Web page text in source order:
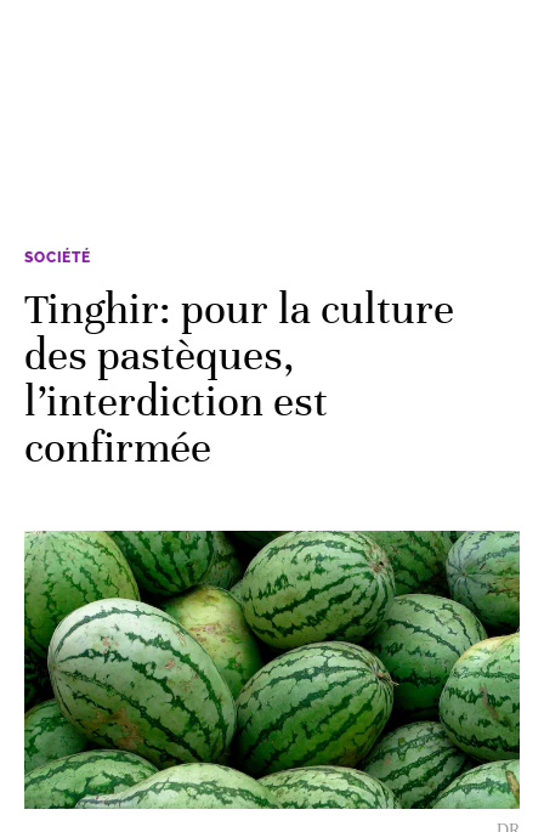
SOCIÉTÉ
Tinghir: pour la culture
des pastèques,
l’interdiction est
confirmée